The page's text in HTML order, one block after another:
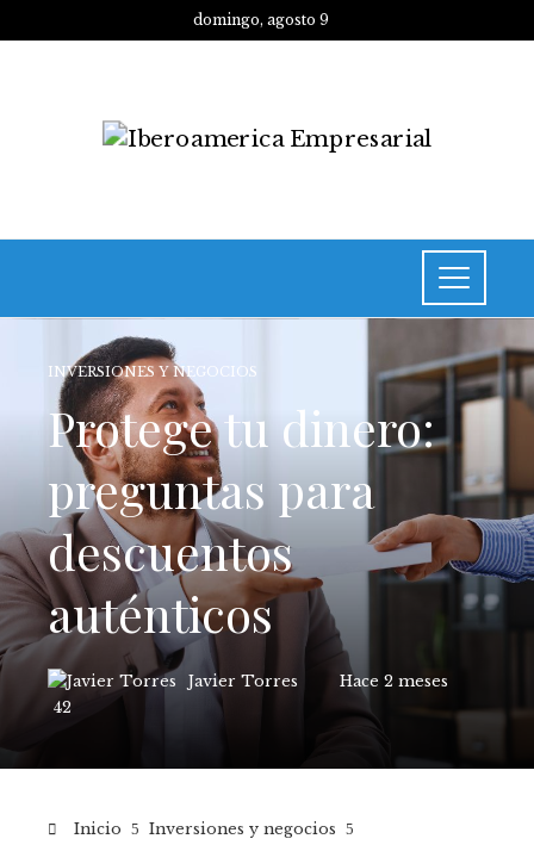
domingo, agosto 9
INVERSIONES Y NEGOCIOS
Protege tu dinero:
preguntas para
descuentos
auténticos
Javier Torres
Hace 2 meses
42
Inicio
Inversiones y negocios